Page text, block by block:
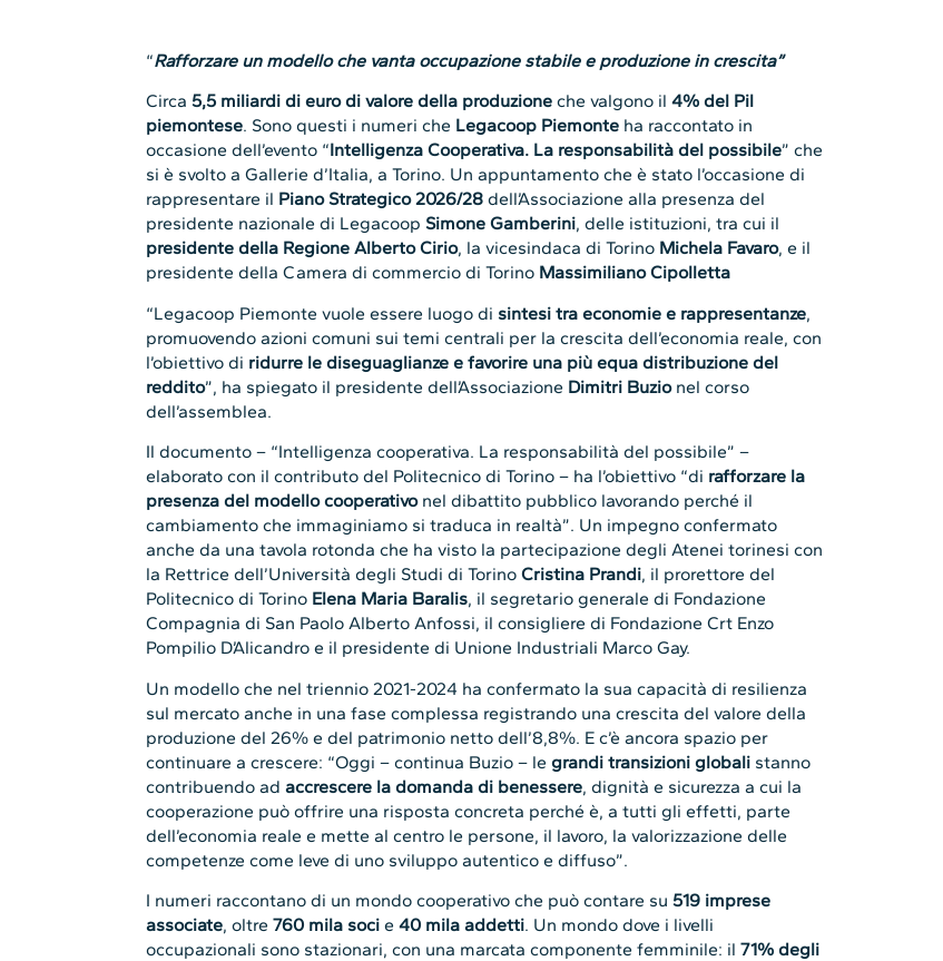
“Rafforzare un modello che vanta occupazione stabile e produzione in crescita”
Circa 5,5 miliardi di euro di valore della produzione che valgono il4% del Pil
piemontese. Sono questi i numeri che Legacoop Piemonte ha raccontato in
occasione dell’evento “Intelligenza Cooperativa. La responsabilità del possibile” che
si è svolto a Gallerie d’Italia, a Torino. Un appuntamento che è stato l’occasione di
rappresentare il Piano Strategico 2026/28 dell’Associazione alla presenza del
presidente nazionale di Legacoop Simone Gamberini, delle istituzioni, tra cui il
presidente della Regione Alberto Cirio, la vicesindaca di Torino Michela Favaro, e il
presidente della Camera di commercio di Torino Massimiliano Cipolletta
“Legacoop Piemonte vuole essere luogo di sintesi tra economie e rappresentanze,
promuovendo azioni comuni sui temi centrali per la crescita dell’economia reale, con
l’obiettivo di ridurre le diseguaglianze e favorire una più equa distribuzione del
reddito”, ha spiegato il presidente dell’Associazione Dimitri Buzionel corso
dell’assemblea.
Il documento – “Intelligenza cooperativa. La responsabilità del possibile” –
elaborato con il contributo del Politecnico di Torino – ha l’obiettivo “di rafforzare la
presenza del modello cooperativonel dibattito pubblico lavorando perché il
cambiamento che immaginiamo si traduca in realtà”. Un impegno confermato
anche da una tavola rotonda che ha visto la partecipazione degli Atenei torinesi con
la Rettrice dell’Università degli Studi di TorinoCristina Prandi, il prorettore del
Politecnico di Torino Elena Maria Baralis, il segretario generale di Fondazione
Compagnia di San Paolo Alberto Anfossi, il consigliere di Fondazione Crt Enzo
Pompilio D’Alicandro e il presidente di Unione Industriali Marco Gay.
Un modello che nel triennio 2021-2024 ha confermato la sua capacità di resilienza
sul mercato anche in una fase complessa registrando una crescita del valore della
produzione del 26% e del patrimonio netto dell’8,8%. E c’è ancora spazio per
continuare a crescere: “Oggi – continua Buzio – legrandi transizioni globali stanno
contribuendo adaccrescere la domanda di benessere, dignità e sicurezza a cui la
cooperazione può offrire una risposta concreta perché è, a tutti gli effetti, parte
dell’economia reale e mette al centro le persone, il lavoro, la valorizzazione delle
competenze come leve di uno sviluppo autentico e diffuso”.
I numeri raccontano di un mondo cooperativo che può contare su 519 imprese
associate, oltre760 mila socie40 mila addetti. Un mondo dove i livelli
occupazionali sono stazionari, con una marcata componente femminile: il71% degli